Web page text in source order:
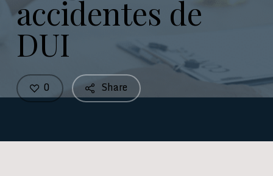
accidentes de
DUI
Share
0